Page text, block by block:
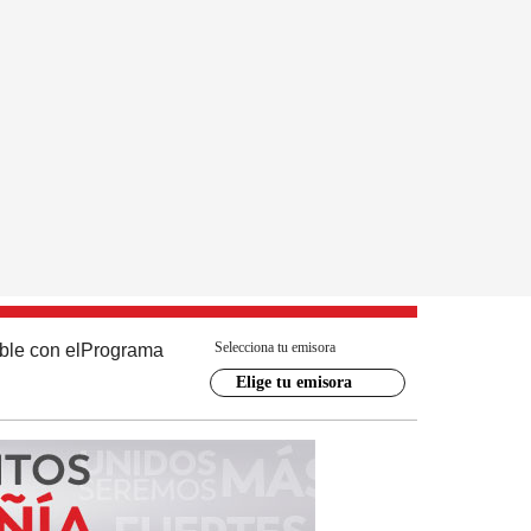
con el Programa Selecciona tu emisora
Elige tu emisora